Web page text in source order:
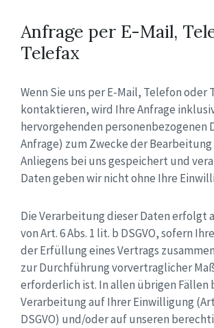
Anfrage per E-Mail,
Telefax
Wenn Sie uns per E-Mail, Telefon oder
kontaktieren, wird Ihre Anfrage
hervorgehenden personenbezogenen
Anfrage) zum Zwecke der Bearbeitung
Anliegens bei uns gespeichert und
Daten geben wir nicht ohne Ihre
Die Verarbeitung dieser Daten erfolgt
von Art. 6 Abs. 1 lit. b DSGVO, sofern
der Erfüllung eines Vertrags
zur Durchführung vorvertraglicher
erforderlich ist. In allen übrigen Fällen
Verarbeitung auf Ihrer Einwilligung
DSGVO) und/oder auf unseren